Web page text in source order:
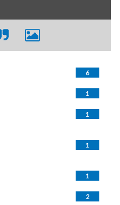
6
1
1
1
1
2